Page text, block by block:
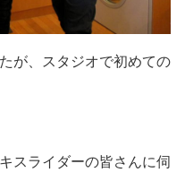
が、スタジオで初めての
スライダーの皆さんに伺